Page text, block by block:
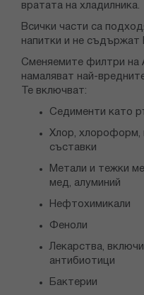
вратата на хладилника.
Всички части са
напитки и не
Сменяемите филтри на
намаляват най-
Те включват:
Седименти като
Хлор, хлороформ,
съставки
Метали и тежки
мед, алуминий
Нефтохимикали
Феноли
Лекарства,
антибиотици
Бактерии